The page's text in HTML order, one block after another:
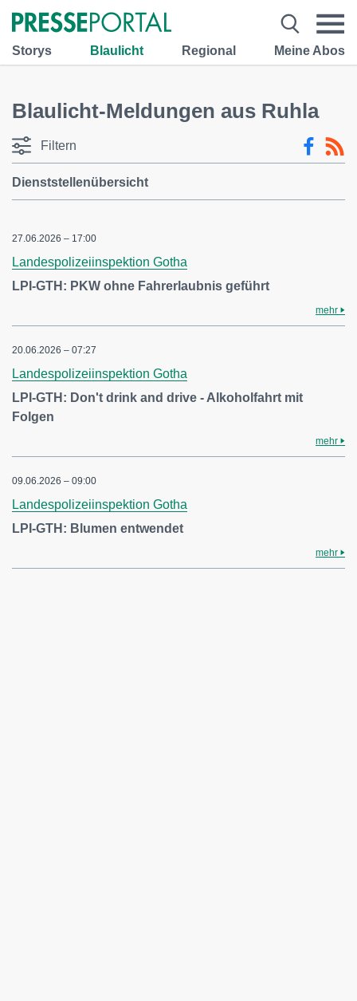
Storys Blaulicht Regional Meine Abos
Blaulicht-Meldungen aus Ruhla
Filtern
Dienststellenübersicht
27.06.2026 – 17:00
Landespolizeiinspektion Gotha
LPI-GTH: PKW ohne Fahrerlaubnis geführt
mehr
20.06.2026 – 07:27
Landespolizeiinspektion Gotha
LPI-GTH: Don't drink and drive - Alkoholfahrt mit
Folgen
mehr
09.06.2026 – 09:00
Landespolizeiinspektion Gotha
LPI-GTH: Blumen entwendet
mehr